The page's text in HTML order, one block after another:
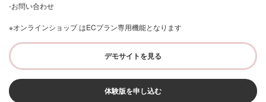
-お問い合わせ
※オンラインショップ はECプラン専用機能となります
デモサイトを見る
体験版を申し込む